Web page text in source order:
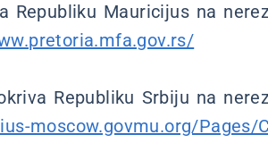
Republiku Mauricijus na
Republiku Srbiju na
moscow.govmu.org/Pages/